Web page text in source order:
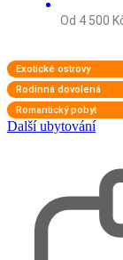
Od 4 500
Exotické ostrovy
Rodinná dovolená
Romantický pobyt
Další ubytování